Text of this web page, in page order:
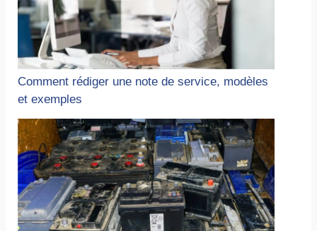
Comment rédiger une note de service, modèles
et exemples